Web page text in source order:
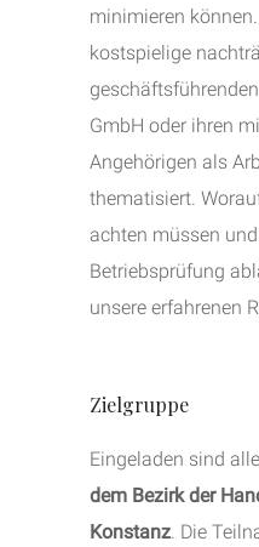
minimieren
kostspielige
GmbH oder ihren
Angehörigen als
thematisiert.
achten müssen
Betriebsprüfung
unsere erfahrenen
Zielgruppe
Eingeladen sind alle
dem Bezirk der
Konstanz. Die